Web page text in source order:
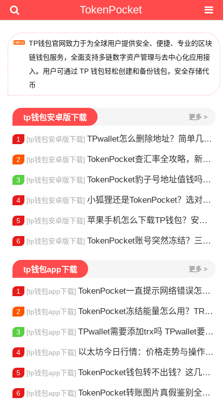
TokenPocket
TP钱包官网致力于为全球用户提供安全、便捷、专业的区块
链钱包服务，全面支持多链数字资产管理与去中心化应用接
入。用户可通过 TP 钱包轻松创建和备份钱包，安全存储代
币
tp钱包安卓版下载 更多 >
1 [tp钱包安卓版下载] TPwallet怎么删除地址？简单几步教你移除多余钱包
2 [tp钱包安卓版下载] TokenPocket查汇率全攻略，新手一看就会
3 [tp钱包安卓版下载] TokenPocket豹子号地址值钱吗？新手看完这篇就懂了
4 [tp钱包安卓版下载] 小狐狸还是TokenPocket？选对钱包很重要
5 [tp钱包安卓版下载] 苹果手机怎么下载TP钱包？安装教程来了
6 [tp钱包安卓版下载] TokenPocket账号突然冻结？三步教你快速解冻
tp钱包app下载 更多 >
1 [tp钱包app下载] TokenPocket一直提示网络错误怎么办？这几个方法帮你快速解决
2 [tp钱包app下载] TokenPocket冻结能量怎么用？TRX冻结获取能量详解
3 [tp钱包app下载] TPwallet需要添加trx吗 TPwallet要不要充TRX？一文说清
4 [tp钱包app下载] 以太坊今日行情：价格走势与操作建议
5 [tp钱包app下载] TokenPocket钱包转不出钱？这几种情况你可能遇到过
6 [tp钱包app下载] TokenPocket转账图片真假鉴别全攻略